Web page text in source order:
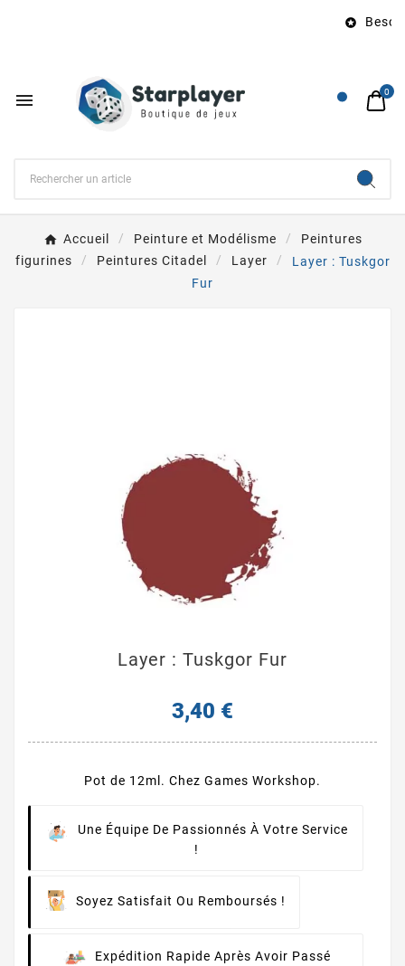

 0
Accueil Peinture et Modélisme
Peintures
figurines
Peintures Citadel Layer
Layer : Tuskgor
Fur
Layer : Tuskgor Fur
3,40 €
Pot de 12ml. Chez Games Workshop.
Une Équipe De Passionnés À Votre Service
!
Soyez Satisfait Ou Remboursés !
Expédition Rapide Après Avoir Passé